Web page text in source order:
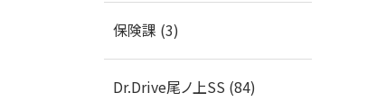
保険課 (3)
Dr.Drive尾ノ上SS (84)